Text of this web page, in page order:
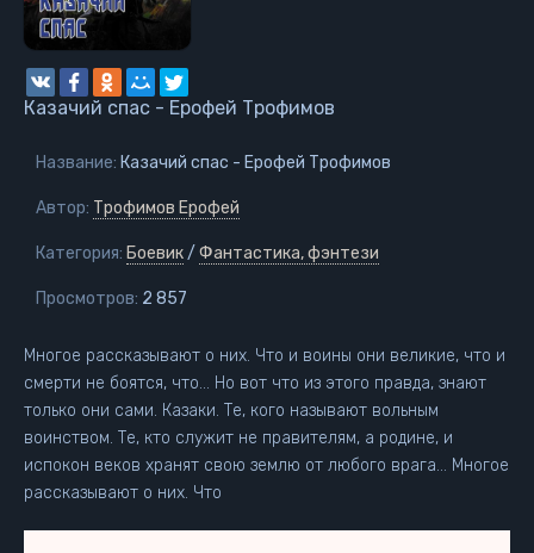
Казачий спас - Ерофей Трофимов
Название: Казачий спас - Ерофей Трофимов
Автор: Трофимов Ерофей
Категория: Боевик/ Фантастика, фэнтези
Просмотров: 2 857
Многое рассказывают о них. Что и воины они великие, что и
смерти не боятся, что… Но вот что из этого правда, знают
только они сами. Казаки. Те, кого называют вольным
воинством. Те, кто служит не правителям, а родине, и
испокон веков хранят свою землю от любого врага… Многое
рассказывают о них. Что